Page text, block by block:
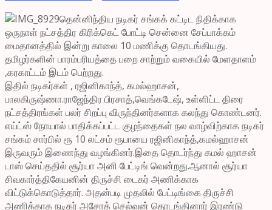
தென்னிந்திய நடிகர் சங்கக் கட்டிட நிதிக்காக
ஒருநாள் நட்சத்திர கிரிக்கெட் போட்டி சென்னை சேப்பாக்கம்
மைதானத்தில் இன்று காலை 10 மணிக்கு தொடங்கியது.
தமிழர்களின் பாரம்பரியத்தை பறை சாற்றும் வகையில் மேளதாளம்
,கரகாட்டம் இடம் பெற்றது.
இதில் நடிகர்கள் , ரஜினிகாந்த், கமல்ஹாசன்,
பாலகிருஷ்ணா.ராஜேந்திர பிரசாத்,வெங்கடேஷ், உள்ளிட்ட திரை
நட்சத்திரங்கள் பலர் சிறப்பு விருந்தினர்களாக கலந்து கொண்டனர்.
எய்ட்ஸ் நோயால் பாதிக்கப்பட்ட குழந்தைகள் நல வாழ்விற்காக நடிகர்
சங்கம் சார்பில் ரூ 10 லட்சம் ரூபாயை ரஜினிகாந்த்,கமல்ஹாசன்
இருவரும் இணைந்து வழங்கினர்.இதை தொடர்ந்து கமல் ஹாசன்
டாஸ் செய்ததில் சூர்யா அனி பேட்டிங் வென்றது.ஆனால் சூர்யா
சிவகார்த்திகேயனின் திருச்சி டைகர் அணிக்காக
விட்டுக்கொடுத்தார். அதன்படி முதலில் பேட்டிங்கை திருச்சி
அணிக்காக நடிகர் அசோக் செல்வன் தொடங்கினார் இரண்டு